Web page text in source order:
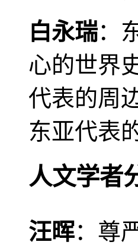
白永瑞：
心的世界
代表的周
东亚代表
人文学者
汪晖：尊